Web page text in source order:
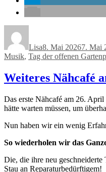
Lisa8. Mai 20267. Mai
Musik, Tag der offenen
Weiteres Nähcafé
Das erste Nähcafé am 26.
hätte warten müssen, um
Nun haben wir ein wenig
So wiederholen wir das
Die, die ihre neu
Stau an Reparaturbedürftigem!